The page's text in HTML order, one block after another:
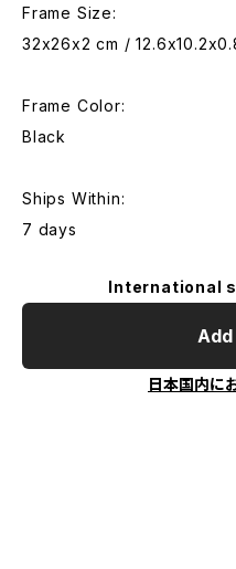
Frame Size:
32x26x2 cm /
Frame Color:
Black
Ships Within:
7 days
International
日本国内に